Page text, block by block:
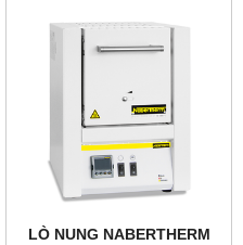
LÒ NUNG NABERTHERM